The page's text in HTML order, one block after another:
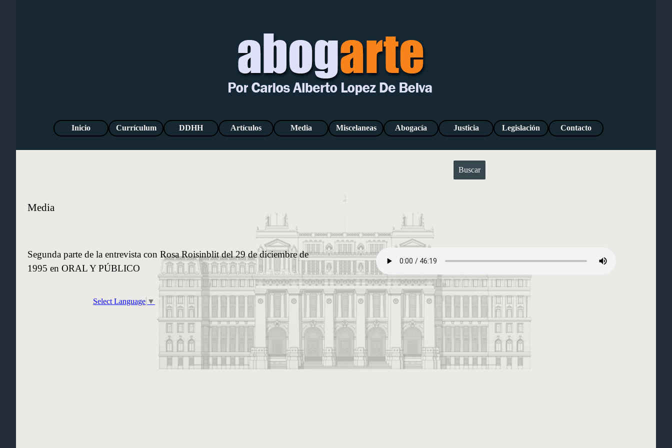
Saltar menú
Inicio Currículum DDHH Artículos Media Miscelaneas Abogacía Justicia Legislación Contacto
Buscar
Media
Segunda parte de la entrevista con Rosa Roisinblit del 29 de diciembre de
1995 en ORAL Y PÚBLICO
Select Language ▼